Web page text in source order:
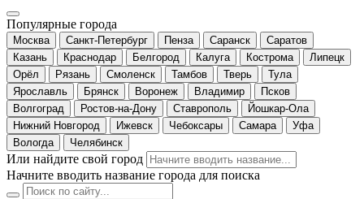
Популярные города
Москва Санкт-Петербург Пенза Саранск
Саратов
Казань
Краснодар Белгород Калуга Кострома
Липецк
Орёл
Рязань Смоленск Тамбов Тверь
Тула
Ярославль
Брянск Воронеж Владимир
Псков
Волгоград
Ростов-на-Дону Ставрополь
Йошкар-Ола
Нижний Новгород
Ижевск Чебоксары Самара
Уфа
Вологда
Челябинск
Или найдите свой город
Начните вводить название города для поиска